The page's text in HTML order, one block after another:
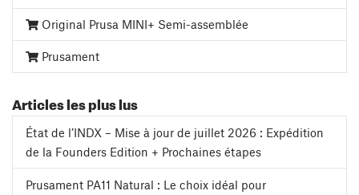
Original Prusa MINI+ Semi-assemblée
Prusament
Articles les plus lus
État de l’INDX – Mise à jour de juillet 2026 : Expédition
de la Founders Edition + Prochaines étapes
Prusament PA11 Natural : Le choix idéal pour